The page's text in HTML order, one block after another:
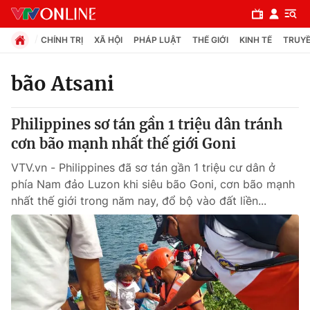
Chuyên mục
Chính trị
Xã hội
Pháp luật
Y tế
Thế giới
CHÍNH TRỊ XÃ HỘI PHÁP LUẬT THẾ GIỚI KINH TẾ
bão Atsani
Philippines sơ tán gần 1 triệu dân tránh
cơn bão mạnh nhất thế giới Goni
VTV.vn - Philippines đã sơ tán gần 1 triệu cư dân ở
phía Nam đảo Luzon khi siêu bão Goni, cơn bão mạnh
nhất thế giới trong năm nay, đổ bộ vào đất liền...